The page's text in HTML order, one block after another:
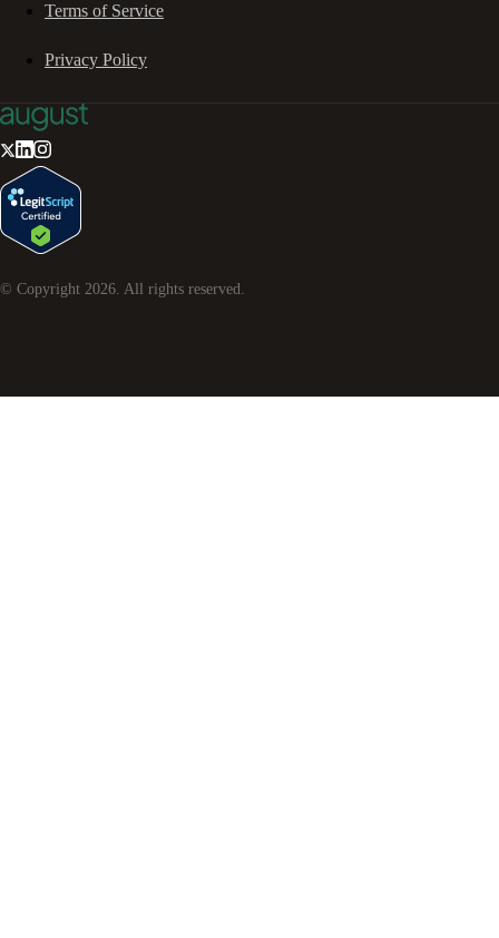
Terms of Service
Privacy Policy
© Copyright 2026 . All rights reserved.